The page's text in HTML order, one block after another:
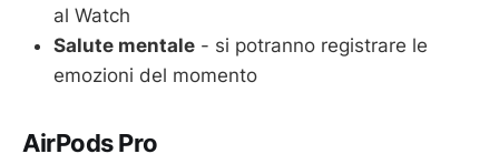
al Watch
Salute mentale - si potranno registrare le
emozioni del momento
AirPods Pro